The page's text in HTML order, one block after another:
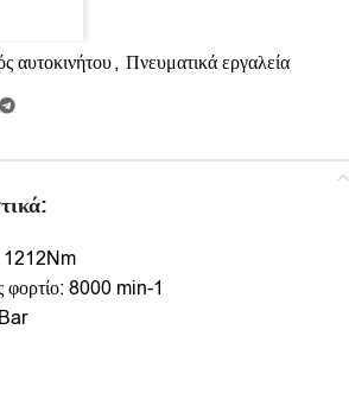
αυτοκινήτου, Πνευματικά εργαλεία
1212Nm
φορτίο: 8000 min-1